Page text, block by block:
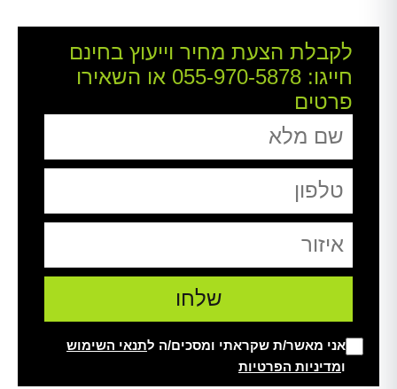
לקבלת הצעת מחיר וייעוץ בחינם
חייגו: 055-970-5878 או השאירו
פרטים
אני מאשר/ת שקראתי ומסכים/ה לתנאי השימוש
ומדיניות הפרטיות